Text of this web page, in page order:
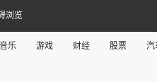
浏览
音乐 游戏 财经 股票 汽